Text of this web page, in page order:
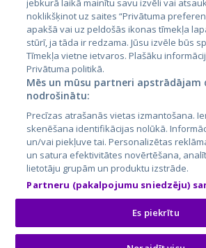
City24.lv
City24.ee
GetaPro.lv
GetaPro.ee
Skelbiu.lt
Autoplius.lt
Aruodas.lt
Kainos.lt
auto24.ee
KV.ee
Osta.ee
jebkurā laikā mainītu savu izvēli vai
noklikšķinot uz saites “Privātuma
apakšā vai uz peldošās ikonas tīmekļa
stūrī, ja tāda ir redzama. Jūsu izvēle būs
Tīmekļa vietne ietvaros. Plašāku
Privātuma politikā.
Mēs un mūsu partneri apstrādājam
nodrošinātu:
Precīzas atrašanās vietas izmantošana.
skenēšana identifikācijas nolūkā.
un/vai piekļuve tai. Personalizētas
un satura efektivitātes novērtēšana,
lietotāju grupām un produktu izstrāde.
Partneru (pakalpojumu sniedzēju)
Es piekrītu